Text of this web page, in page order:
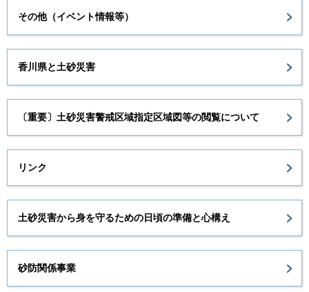
その他（イベント情報等）
香川県と土砂災害
〔重要〕土砂災害警戒区域指定区域図等の閲覧について
リンク
土砂災害から身を守るための日頃の準備と心構え
砂防関係事業